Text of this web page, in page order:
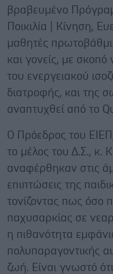
βραβευμένο
Ποικιλία | Κίνηση,
μαθητές
και γονείς, με σκοπό
του ενεργειακού
διατροφής, και της
αναπτυχθεί από το
Ο Πρόεδρος του
το μέλος του Δ.Σ., κ.
αναφέρθηκαν στις
επιπτώσεις της
τονίζοντας πως όσο
παχυσαρκίας σε
η πιθανότητα
πολυπαραγοντικής
ζωή. Είναι γνωστό